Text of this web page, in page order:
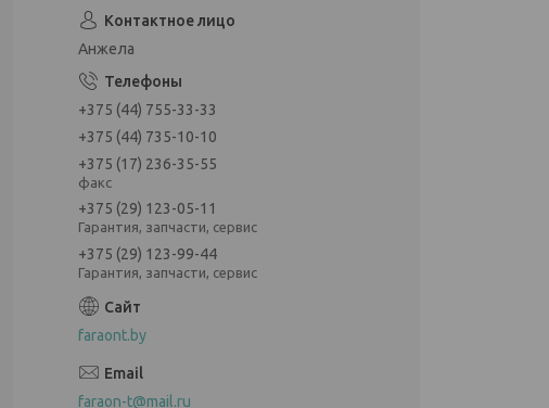
Анжела
+375 (44) 755-33-33
+375 (44) 735-10-10
+375 (17) 236-35-55
факс
+375 (29) 123-05-11
Гарантия, запчасти, сервис
+375 (29) 123-99-44
Гарантия, запчасти, сервис
faraont.by
faraon-t@mail.ru